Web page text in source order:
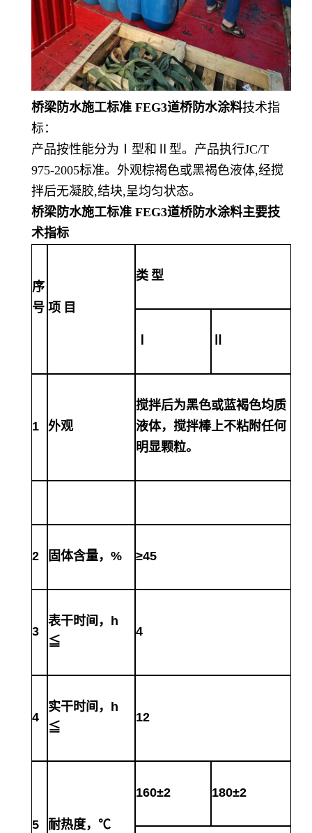
桥梁防水施工标准 FEG3道桥防水涂料技术指
标：
产品按性能分为 Ⅰ型和Ⅱ型。产品执行JC/T
975-2005标准。外观棕褐色或黑褐色液体,经搅
拌后无凝胶,结块,呈均匀状态。
桥梁防水施工标准 FEG3道桥防水涂料主要技
术指标
序
号 项 目
类 型
1 外观
搅拌后为黑色或蓝褐色均质
液体，搅拌棒上不粘附任何
明显颗粒。
2 固体含量，% ≥45
3
表干时间， h
≦
4
4
实干时间， h
≦
12
5 耐热度， ℃
160±2 180±2